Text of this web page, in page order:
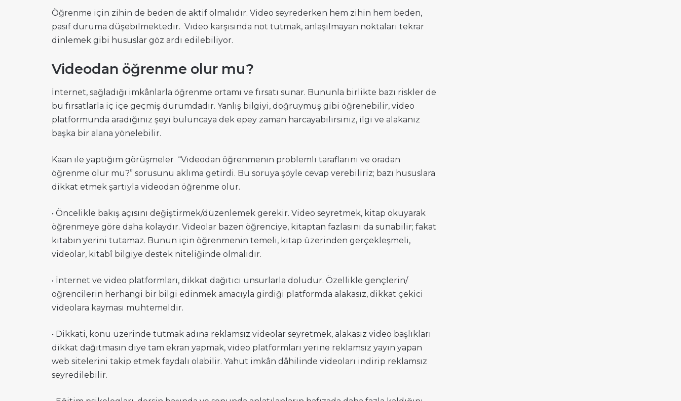
Öğrenme için zihin de beden de aktif olmalıdır. Video seyrederken hem zihin hem beden,
pasif duruma düşebilmektedir. Video karşısında not tutmak, anlaşılmayan noktaları tekrar
dinlemek gibi hususlar göz ardı edilebiliyor.
Videodan öğrenme olur mu?
İnternet, sağladığı imkânlarla öğrenme ortamı ve fırsatı sunar. Bununla birlikte bazı riskler de
bu fırsatlarla iç içe geçmiş durumdadır. Yanlış bilgiyi, doğruymuş gibi öğrenebilir, video
platformunda aradığınız şeyi buluncaya dek epey zaman harcayabilirsiniz, ilgi ve alakanız
başka bir alana yönelebilir.
Kaan ile yaptığım görüşmeler “Videodan öğrenmenin problemli taraflarını ve oradan
öğrenme olur mu?” sorusunu aklıma getirdi. Bu soruya şöyle cevap verebiliriz; bazı hususlara
dikkat etmek şartıyla videodan öğrenme olur.
• Öncelikle bakış açısını değiştirmek/düzenlemek gerekir. Video seyretmek, kitap okuyarak
öğrenmeye göre daha kolaydır. Videolar bazen öğrenciye, kitaptan fazlasını da sunabilir; fakat
kitabın yerini tutamaz. Bunun için öğrenmenin temeli, kitap üzerinden gerçekleşmeli,
videolar, kitabî bilgiye destek niteliğinde olmalıdır.
• İnternet ve video platformları, dikkat dağıtıcı unsurlarla doludur. Özellikle gençlerin/
öğrencilerin herhangi bir bilgi edinmek amacıyla girdiği platformda alakasız, dikkat çekici
videolara kayması muhtemeldir.
• Dikkati, konu üzerinde tutmak adına reklamsız videolar seyretmek, alakasız video başlıkları
dikkat dağıtmasın diye tam ekran yapmak, video platformları yerine reklamsız yayın yapan
web sitelerini takip etmek faydalı olabilir. Yahut imkân dâhilinde videoları indirip reklamsız
seyredilebilir.